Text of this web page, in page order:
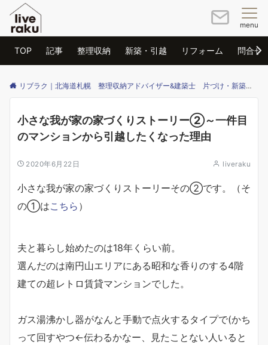
menu
TOP 記事 整理収納 新築・引越 リフォーム 問合せ
リブラク｜北海道札幌 整理収納アドバイザー&建築士 片づけ・新築・リフォームのご相談はリブラクまで
小さな我が家の家づくりストーリー②～一件目
のマンションから引越したくなった理由
2020年6月22日 liveraku
小さな我が家の家づくりストーリーその②です。（そ
の①はこちら ）
夫と暮らし始めたのは18年くらい前。
選んだのは南円山エリアにある昭和な香りのする4階
建ての超レトロ賃貸マンションでした。
ガス湯沸かし器がなんと手動で点火するタイプで(かち
って回すやつ←伝わるかなー、見たことない人いると